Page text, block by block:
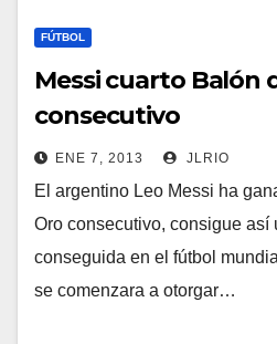
FÚTBOL
Messi cuarto Balón
consecutivo
ENE 7, 2013 JLRIO
El argentino Leo Messi ha
Oro consecutivo, consigue así
conseguida en el fútbol
se comenzara a otorgar…